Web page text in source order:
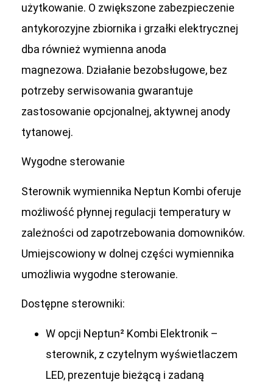
użytkowanie. O zwiększone zabezpieczenie
antykorozyjne zbiornika i grzałki elektrycznej
dba również wymienna anoda
magnezowa. Działanie bezobsługowe, bez
potrzeby serwisowania gwarantuje
zastosowanie opcjonalnej, aktywnej anody
tytanowej.
Wygodne sterowanie
Sterownik wymiennika Neptun Kombi oferuje
możliwość płynnej regulacji temperatury w
zależności od zapotrzebowania domowników.
Umiejscowiony w dolnej części wymiennika
umożliwia wygodne sterowanie.
Dostępne sterowniki:
W opcji Neptun² Kombi Elektronik –
sterownik, z czytelnym wyświetlaczem
LED, prezentuje bieżącą i zadaną